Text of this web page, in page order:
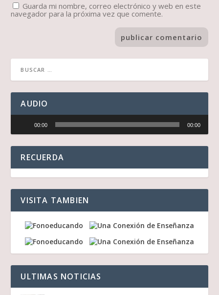
Guarda mi nombre, correo electrónico y web en este
navegador para la próxima vez que comente.
AUDIO
audio
00:00 00:00
RECUERDA
VISITA TAMBIEN
ULTIMAS NOTICIAS